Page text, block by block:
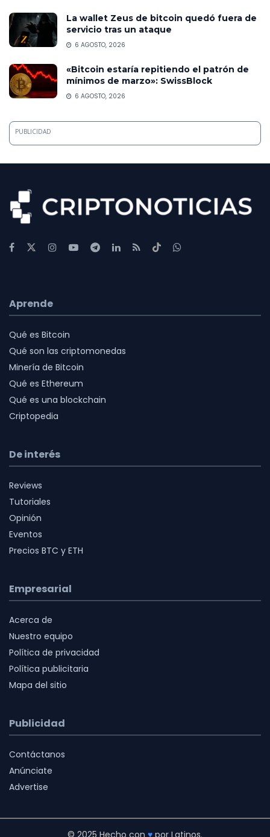
La wallet Zeus de bitcoin quedó fuera de
servicio tras un ataque
6 AGOSTO, 2026
«Bitcoin estaría repitiendo el patrón de
mínimos de marzo»: SwissBlock
6 AGOSTO, 2026
PUBLICIDAD
Aprende
Qué es Bitcoin
Qué son las criptomonedas
Minería de Bitcoin
Qué es Ethereum
Qué es una blockchain
Criptopedia
De interés
Reviews
Tutoriales
Opinión
Eventos
Precios BTC y ETH
Empresarial
Acerca de
Nuestro equipo
Política de privacidad
Política publicitaria
Mapa del sitio
Publicidad
Contáctanos
Anúnciate
Advertise
© 2025 Hecho con ♥ por Latinos.